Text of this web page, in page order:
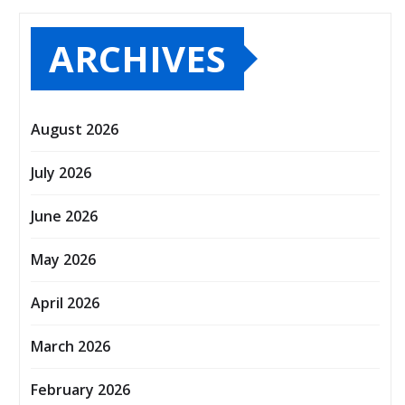
ARCHIVES
August 2026
July 2026
June 2026
May 2026
April 2026
March 2026
February 2026